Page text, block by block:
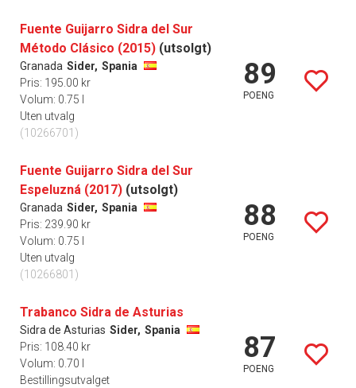
Fuente Guijarro Sidra del Sur
Método Clásico (2015) (utsolgt)
Granada Sider, Spania
Pris: 195.00 kr
Volum: 0.75 l
Uten utvalg
(10266701)
89
POENG
Fuente Guijarro Sidra del Sur
Espeluzná (2017) (utsolgt)
Granada Sider, Spania
Pris: 239.90 kr
Volum: 0.75 l
Uten utvalg
(10266801)
88
POENG
Trabanco Sidra de Asturias
Sidra de Asturias Sider, Spania
Pris: 108.40 kr
Volum: 0.70 l
Bestillingsutvalget
87
POENG